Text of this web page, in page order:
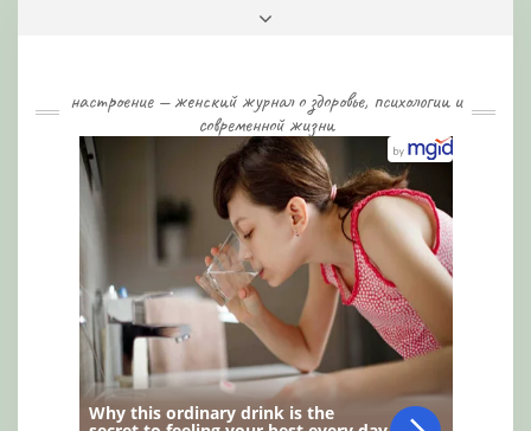
настроение — женский журнал о здоровье, психологии и
современной жизни